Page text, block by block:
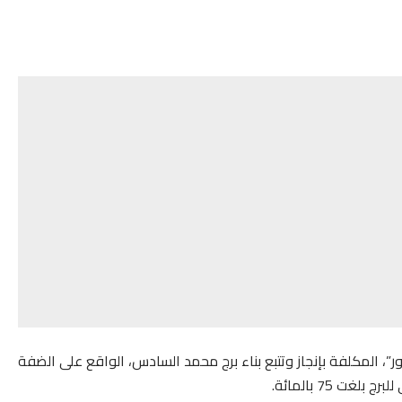
المكلفة بإنجاز وتتبع بناء برج محمد السادس، الواقع على الضفة
75 بالمائة.